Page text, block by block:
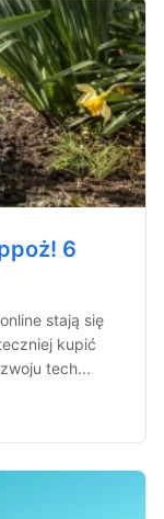
6
stają się
kupić
tech...